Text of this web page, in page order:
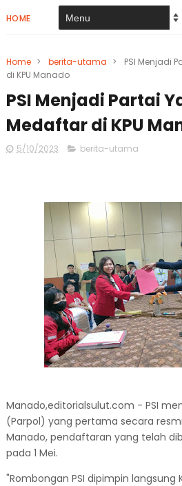
HOME
Home > berita-utama >
PSI Menjadi
di KPU Manado
PSI Menjadi Partai
Medaftar di KPU
5/10/2023 berita-utama
Manado,editorialsulut.com - PSI
(Parpol) yang pertama secara
Manado, pendaftaran yang telah
pada 1 Mei.
"Rombongan PSI dipimpin langsung